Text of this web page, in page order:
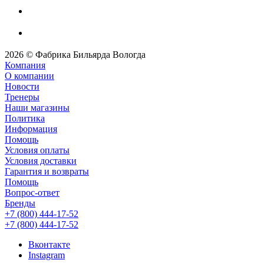
2026 © Фабрика Бильярда Вологда
Компания
О компании
Новости
Тренеры
Наши магазины
Политика
Информация
Помощь
Условия оплаты
Условия доставки
Гарантия и возвраты
Помощь
Вопрос-ответ
Бренды
+7 (800) 444-17-52
+7 (800) 444-17-52
Вконтакте
Instagram